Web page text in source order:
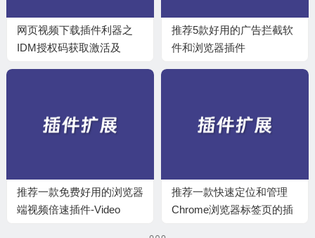
网页视频下载插件利器之
IDM授权码获取激活及
推荐5款好用的广告拦截软
件和浏览器插件
推荐一款免费好用的浏览器
端视频倍速插件-Video
推荐一款快速定位和管理
Chrome浏览器标签页的插